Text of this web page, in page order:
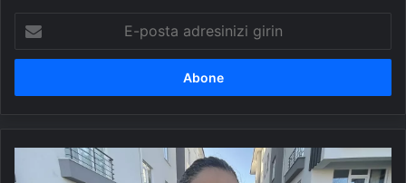
posta
adresinizi
Bolu'daki
Otel